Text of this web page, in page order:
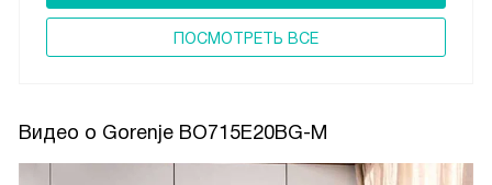
ПОCМОТРЕТЬ ВСЕ
Видео о Gorenje BO715E20BG-M